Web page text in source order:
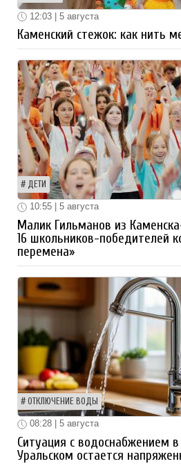
12:03 | 5 августа
Каменский стежок: как нить
ДЕТИ
10:55 | 5 августа
Малик Гильманов из
16 школьников-победителей
перемена»
ОТКЛЮЧЕНИЕ ВОДЫ
08:28 | 5 августа
Ситуация с водоснабжением
Уральском остается